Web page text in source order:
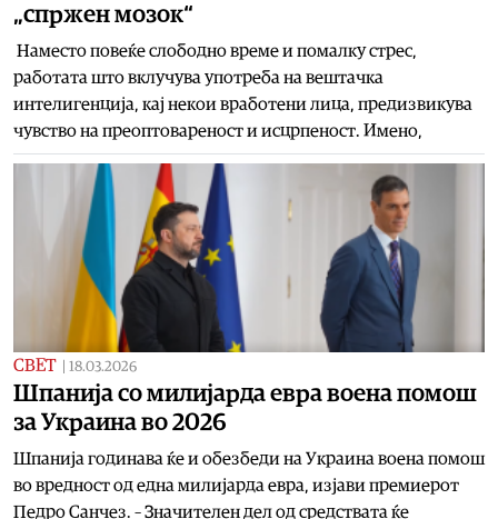
„спржен мозок“
Наместо повеќе слободно време и помалку стрес,
работата што вклучува употреба на вештачка
интелигенција, кај некои вработени лица, предизвикува
чувство на преоптовареност и исцрпеност. Имено,
СВЕТ 18.03.2026
Шпанија со милијарда евра воена помош
за Украина во 2026
Шпанија годинава ќе и обезбеди на Украина воена помош
во вредност од една милијарда евра, изјави премиерот
Педро Санчез. – Значителен дел од средствата ќе